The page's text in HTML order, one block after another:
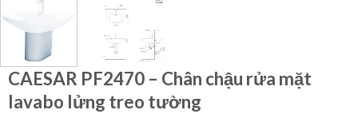
CAESAR PF2470 – Chân chậu rửa mặt
lavabo lửng treo tường